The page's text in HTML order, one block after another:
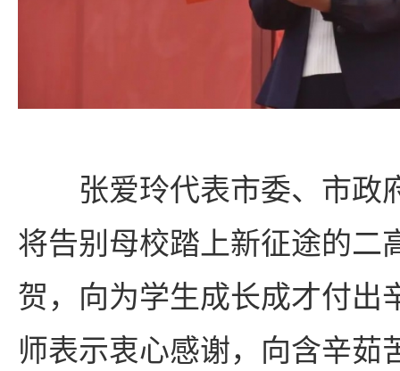
张爱玲代表市委、市政
将告别母校踏上新征途的二
贺，向为学生成长成才付出
师表示衷心感谢，向含辛茹